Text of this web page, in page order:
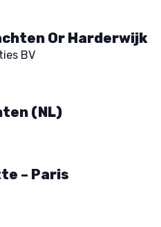
Or Harderwijk
BV
(NL)
– Paris